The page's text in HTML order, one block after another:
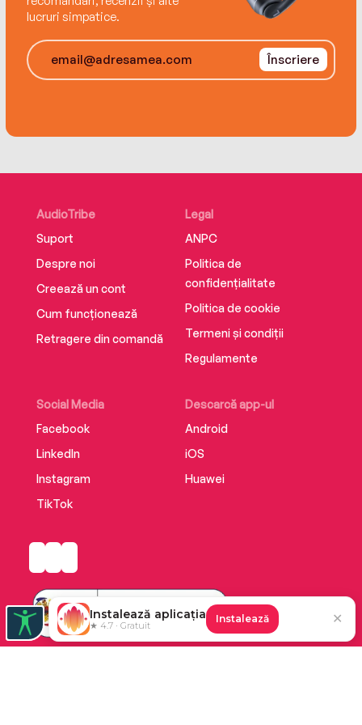
lucruri simpatice.
Înscriere
AudioTribe
Suport
Despre noi
Creează un cont
Cum funcționează
Retragere din comandă
Social Media
Facebook
LinkedIn
Instagram
TikTok
Descarcă app-ul
Android
iOS
Huawei
Legal
ANPC
Politica de
confidențialitate
Politica de cookie
Termeni și condiții
Regulamente
Instalează aplicația
★ 4.7 · Gratuit
Instalează ✕